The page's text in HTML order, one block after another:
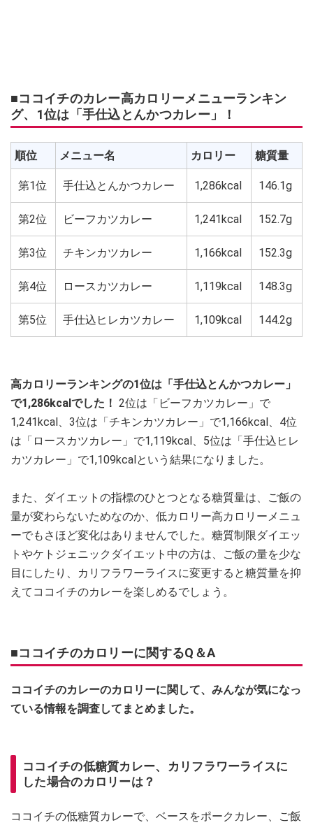
■ココイチのカレー高カロリーメニューランキン
グ、1位は「手仕込とんかつカレー」！
順位 メニュー名 カロリー 糖質量
第1位 手仕込とんかつカレー 1,286kcal 146.1g
第2位 ビーフカツカレー 1,241kcal 152.7g
第3位 チキンカツカレー 1,166kcal 152.3g
第4位 ロースカツカレー 1,119kcal 148.3g
第5位 手仕込ヒレカツカレー 1,109kcal 144.2g
高カロリーランキングの1位は「手仕込とんかつカレー」
で1,286kcalでした！ 2位は「ビーフカツカレー」で
1,241kcal、3位は「チキンカツカレー」で1,166kcal、4位
は「ロースカツカレー」で1,119kcal、5位は「手仕込ヒレ
カツカレー」で1,109kcalという結果になりました。
また、ダイエットの指標のひとつとなる糖質量は、ご飯の
量が変わらないためなのか、低カロリー高カロリーメニュ
ーでもさほど変化はありませんでした。糖質制限ダイエッ
トやケトジェニックダイエット中の方は、ご飯の量を少な
目にしたり、カリフラワーライスに変更すると糖質量を抑
えてココイチのカレーを楽しめるでしょう。
■ココイチのカロリーに関するQ＆A
ココイチのカレーのカロリーに関して、みんなが気になっ
ている情報を調査してまとめました。
ココイチの低糖質カレー、カリフラワーライスに
した場合のカロリーは？
ココイチの低糖質カレーで、ベースをポークカレー、ご飯